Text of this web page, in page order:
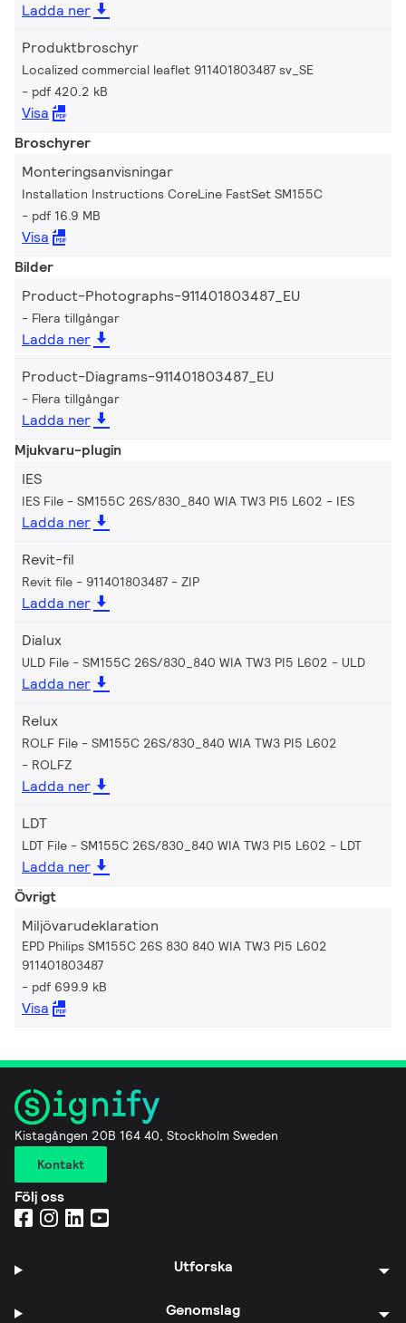
Ladda ner
Produktbroschyr
Localized commercial leaflet 911401803487 sv_SE
pdf 420.2 kB
Visa
Broschyrer
Monteringsanvisningar
Installation Instructions CoreLine FastSet SM155C
pdf 16.9 MB
Visa
Bilder
Product-Photographs-911401803487_EU
Flera tillgångar
Ladda ner
Product-Diagrams-911401803487_EU
Flera tillgångar
Ladda ner
Mjukvaru-plugin
IES
IES File - SM155C 26S/830_840 WIA TW3 PI5 L602 IES
Ladda ner
Revit-fil
Revit file - 911401803487 ZIP
Ladda ner
Dialux
ULD File - SM155C 26S/830_840 WIA TW3 PI5 L602 ULD
Ladda ner
Relux
ROLF File - SM155C 26S/830_840 WIA TW3 PI5 L602
ROLFZ
Ladda ner
LDT
LDT File - SM155C 26S/830_840 WIA TW3 PI5 L602 LDT
Ladda ner
Övrigt
Miljövarudeklaration
EPD Philips SM155C 26S 830 840 WIA TW3 PI5 L602
911401803487
pdf 699.9 kB
Visa
Kistagången 20B 164 40, Stockholm Sweden
Kontakt
Följ oss
Utforska
Genomslag